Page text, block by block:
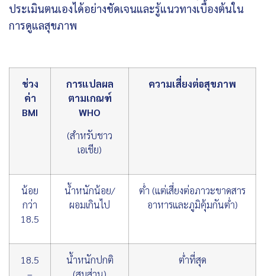
ประเมินตนเองได้อย่างชัดเจนและรู้แนวทางเบื้องต้นใน
การดูแลสุขภาพ
ช่วง
ค่า
BMI
การแปลผล
ตามเกณฑ์
WHO
(สำหรับชาว
เอเชีย)
ความเสี่ยงต่อสุขภาพ
น้อย
กว่า
18.5
น้ำหนักน้อย/
ผอมเกินไป
ต่ำ (แต่เสี่ยงต่อภาวะขาดสาร
อาหารและภูมิคุ้มกันต่ำ)
18.5
น้ำหนักปกติ
ต่ำที่สุด